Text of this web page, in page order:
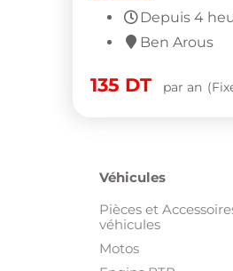
Depuis 4
Ben Arous
135 DT par an
Véhicules
Pièces et
véhicules
Motos